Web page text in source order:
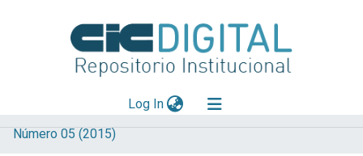
Log In(current)
Explorar
Número 05 (2015)